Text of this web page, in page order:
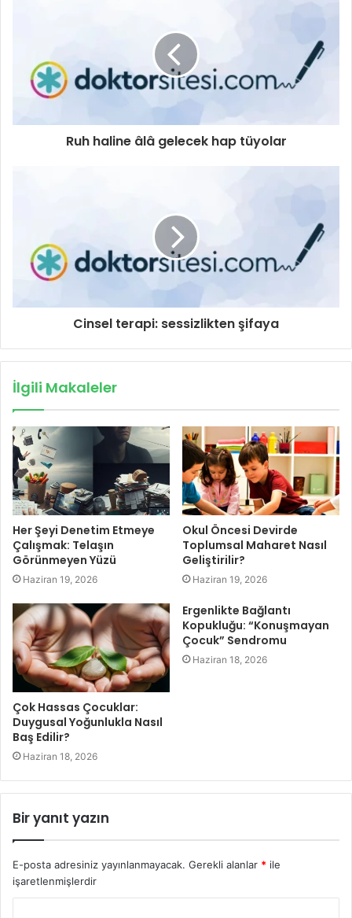
Ruh haline âlâ gelecek hap tüyolar
Cinsel terapi: sessizlikten şifaya
İlgili Makaleler
Her Şeyi Denetim Etmeye
Çalışmak: Telaşın
Görünmeyen Yüzü
Haziran 19, 2026
Okul Öncesi Devirde
Toplumsal Maharet Nasıl
Geliştirilir?
Haziran 19, 2026
Çok Hassas Çocuklar:
Duygusal Yoğunlukla Nasıl
Baş Edilir?
Haziran 18, 2026
Ergenlikte Bağlantı
Kopukluğu: “Konuşmayan
Çocuk” Sendromu
Haziran 18, 2026
Bir yanıt yazın
E-posta adresiniz yayınlanmayacak. Gerekli alanlar * ile
işaretlenmişlerdir